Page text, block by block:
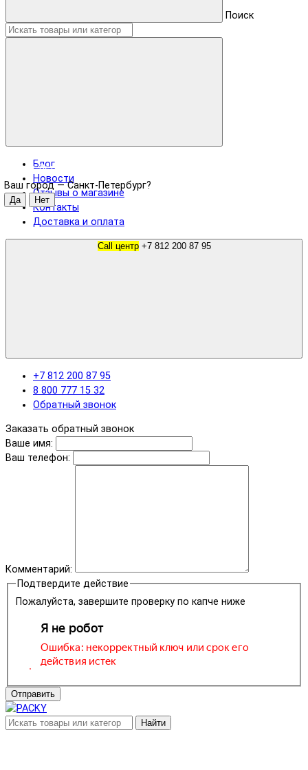
Поиск
Санкт-Петербург
Ваш город —Санкт-Петербург?
Блог
Новости
Отзывы о магазине
Контакты
Доставка и оплата
Call центр +7 812 200 87 95
+7 812 200 87 95
8 800 777 15 32
Обратный звонок
Заказать обратный звонок
Ваше имя:
Ваш телефон:
Комментарий:
Подтвердите действие
Пожалуйста, завершите проверку по капче ниже
Отправить
Найти